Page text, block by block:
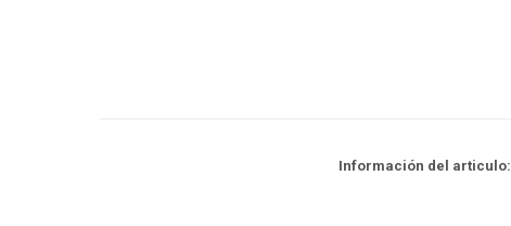
Información del articulo: